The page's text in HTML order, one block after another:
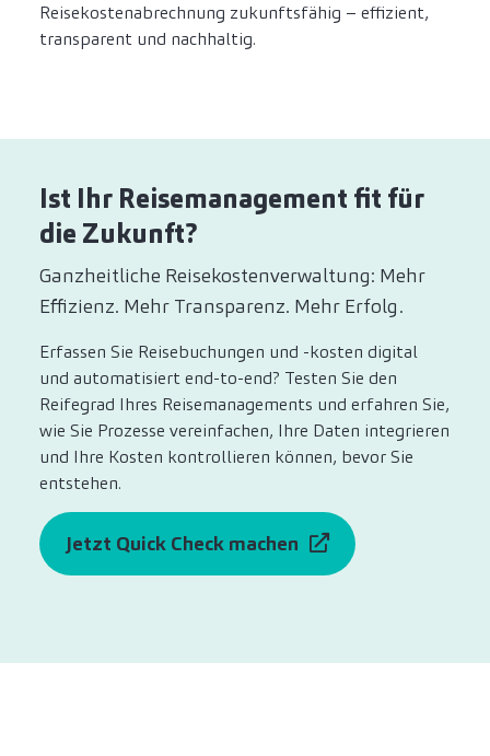
Reisekostenabrechnung zukunftsfähig – effizient,
transparent und nachhaltig.
Ist Ihr Reisemanagement fit für
die Zukunft?
Ganzheitliche Reisekostenverwaltung: Mehr
Effizienz. Mehr Transparenz. Mehr Erfolg.
Erfassen Sie Reisebuchungen und -kosten digital
und automatisiert end-to-end? Testen Sie den
Reifegrad Ihres Reisemanagements und erfahren Sie,
wie Sie Prozesse vereinfachen, Ihre Daten integrieren
und Ihre Kosten kontrollieren können, bevor Sie
entstehen.
Jetzt Quick Check machen